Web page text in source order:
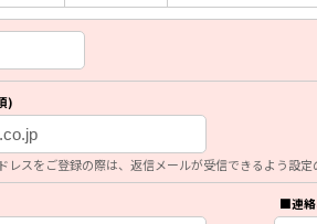
)
スをご登録の際は、返信メールが受信できるよう設定
■連絡